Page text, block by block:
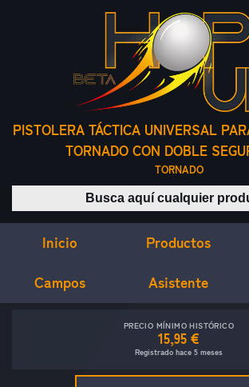
PISTOLERA TÁCTICA UNIVERSAL
TORNADO CON DOBLE
TORNADO
Buscar
Inicio Productos
Campos Asistente
PRECIO MÍNIMO HISTÓRICO
15,95 €
Registrado hace 5 meses